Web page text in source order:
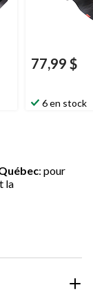
77,99 $
6 en stock
: pour
la